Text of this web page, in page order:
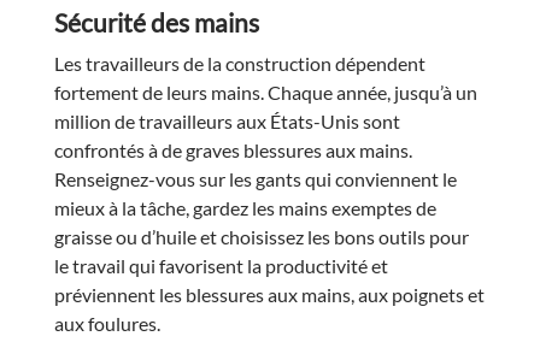
Sécurité des mains
Les travailleurs de la construction dépendent
fortement de leurs mains. Chaque année, jusqu’à un
million de travailleurs aux États-Unis sont
confrontés à de graves blessures aux mains.
Renseignez-vous sur les gants qui conviennent le
mieux à la tâche, gardez les mains exemptes de
graisse ou d’huile et choisissez les bons outils pour
le travail qui favorisent la productivité et
préviennent les blessures aux mains, aux poignets et
aux foulures.